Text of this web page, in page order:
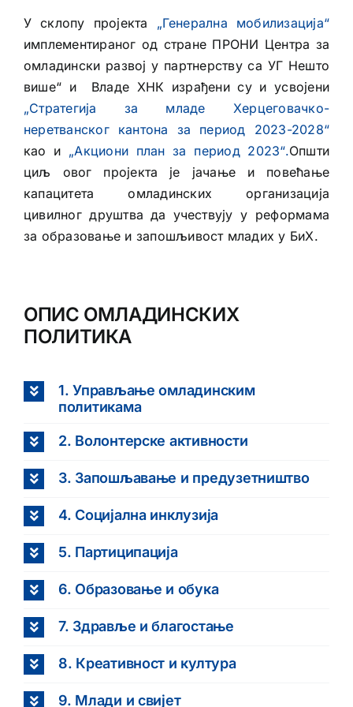
У склопу пројекта „Генерална мобилизација“
имплементираног од стране ПРОНИ Центра за
омладински развој у партнерству са УГ Нешто
више“ и Владе ХНК израђени су и усвојени
„Стратегија за младе Херцеговачко-
неретванског кантона за период 2023-2028“
као и „Акциони план за период 2023“.Општи
циљ овог пројекта је јачање и повећање
капацитета омладинских организација
цивилног друштва да учествују у реформама
за образовање и запошљивост младих у БиХ.
ОПИС ОМЛАДИНСКИХ
ПОЛИТИКА
1. Управљање омладинским
политикама
2. Волонтерске активности
3. Запошљавање и предузетништво
4. Социјална инклузија
5. Партиципација
6. Образовање и обука
7. Здравље и благостање
8. Креативност и култура
9. Млади и свијет